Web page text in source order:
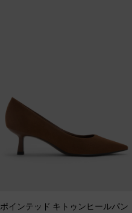
ポインテッド キトゥンヒールパン